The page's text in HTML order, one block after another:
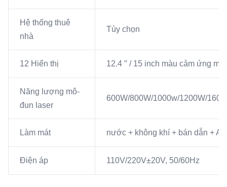
Hệ thống thuê
nhà
Tùy chọn
12 Hiển thị 12.4 ′′ / 15 inch màu cảm ứng
Năng lượng mô-
đun laser
600W/800W/1000w/1200W/
Làm mát nước + không khí + bán dẫn + A
Điện áp 110V/220V±20V, 50/60Hz